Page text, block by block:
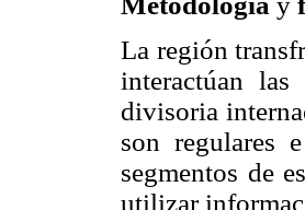
La región
interactúan
divisoria
son regulares
segmentos de
utilizar